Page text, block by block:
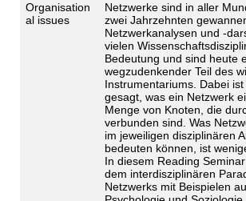
Organisation
al issues
Netzwerke sind in aller
zwei Jahrzehnten
Netzwerkanalysen und -
vielen
Bedeutung und sind heute
wegzudenkender Teil des
Instrumentariums. Dabei
gesagt, was ein Netzwerk
Menge von Knoten, die
verbunden sind. Was
im jeweiligen disziplinären
bedeuten können, ist
In diesem Reading
dem interdisziplinären
Netzwerks mit Beispielen